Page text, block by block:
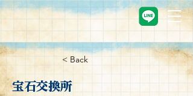
< Back
宝石交換所